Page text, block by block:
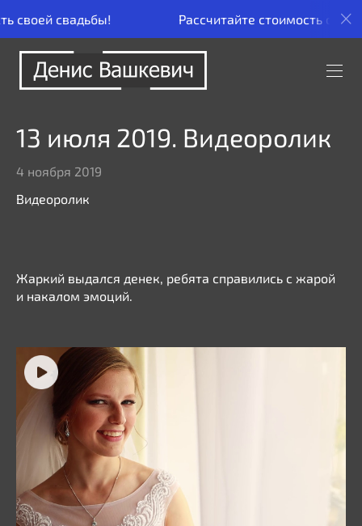
своей свадьбы! Рассчитайте стоимость своей
13 июля 2019. Видеоролик
4 ноября 2019
Видеоролик
Жаркий выдался денек, ребята справились с жарой
и накалом эмоций.